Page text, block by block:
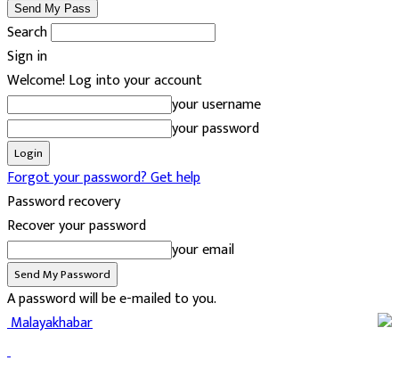
Search
Sign in
Welcome! Log into your account
your username
your password
Forgot your password? Get help
Password recovery
Recover your password
your email
A password will be e-mailed to you.
Malayakhabar